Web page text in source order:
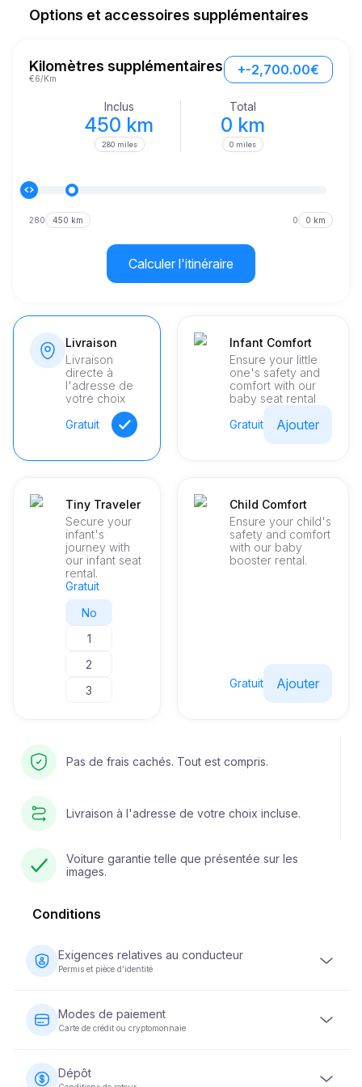
Options et accessoires supplémentaires
Kilomètres supplémentaires
€6/Km
+-2,700.00€
Inclus
450 km
280 miles
Total
0 km
0 miles
280 450 km 0 0 km
Calculer l'itinéraire
Livraison
Livraison
directe à
l'adresse de
votre choix
Gratuit
Infant Comfort
Ensure your little
one's safety and
comfort with our
baby seat rental
Gratuit
Ajouter
Tiny Traveler
Secure your
infant's
journey with
our infant seat
rental.
Gratuit
No
1
2
3
Child Comfort
Ensure your child's
safety and comfort
with our baby
booster rental.
Gratuit Ajouter
Pas de frais cachés. Tout est compris.
Livraison à l'adresse de votre choix incluse.
Voiture garantie telle que présentée sur les
images.
Conditions
Exigences relatives au conducteur
Permis et pièce d'identité
titulaire d'un permis de conduire valide. Une pièce
d'identité (passeport ou carte d'identité nationale) est
également requise. Certains véhicules peuvent exiger
depuis au moins 2 ans.
Modes de paiement
Carte de crédit ou cryptomonnaie
effectués par carte de crédit ou en cryptomonnaie. Le
paiement intégral est exigé au moment de la réservation
Dépôt